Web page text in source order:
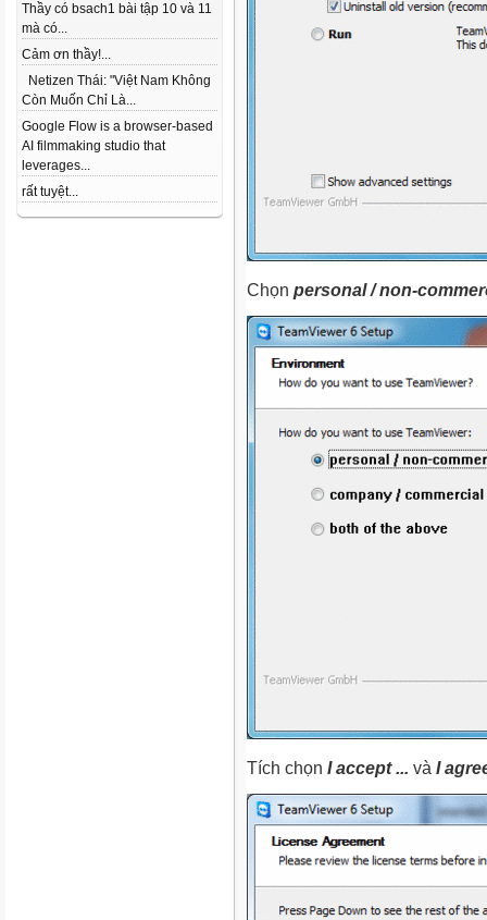
Thầy có bsach1 bài tập 10 và 11
mà có...
Cảm ơn thầy!...
Netizen Thái: "Việt Nam Không
Còn Muốn Chỉ Là...
Google Flow is a browser-based
AI filmmaking studio that
leverages...
rất tuyệt...
Chọn personal / non-
Tích chọn I accept ... và I